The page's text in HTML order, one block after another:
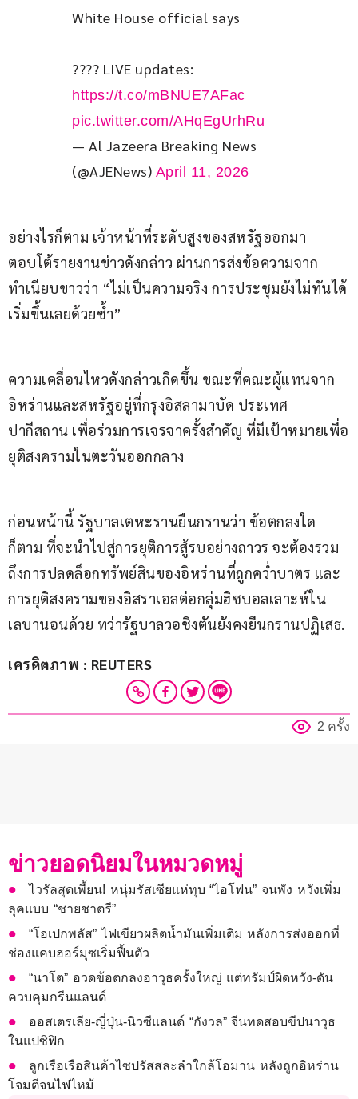
White House official says
???? LIVE updates:
https://t.co/mBNUE7AFac
pic.twitter.com/AHqEgUrhRu
— Al Jazeera Breaking News
(@AJENews) April 11, 2026
อย่างไรก็ตาม เจ้าหน้าที่ระดับสูงของสหรัฐออกมา
ตอบโต้รายงานข่าวดังกล่าว ผ่านการส่งข้อความจาก
ทำเนียบขาวว่า “ไม่เป็นความจริง การประชุมยังไม่ทันได้
เริ่มขึ้นเลยด้วยซ้ำ”
ความเคลื่อนไหวดังกล่าวเกิดขึ้น ขณะที่คณะผู้แทนจาก
อิหร่านและสหรัฐอยู่ที่กรุงอิสลามาบัด ประเทศ
ปากีสถาน เพื่อร่วมการเจรจาครั้งสำคัญ ที่มีเป้าหมายเพื่อ
ยุติสงครามในตะวันออกกลาง
ก่อนหน้านี้ รัฐบาลเตหะรานยืนกรานว่า ข้อตกลงใด
ก็ตาม ที่จะนำไปสู่การยุติการสู้รบอย่างถาวร จะต้องรวม
ถึงการปลดล็อกทรัพย์สินของอิหร่านที่ถูกคว่ำบาตร และ
การยุติสงครามของอิสราเอลต่อกลุ่มฮิซบอลเลาะห์ใน
เลบานอนด้วย ทว่ารัฐบาลวอชิงตันยังคงยืนกรานปฏิเสธ.
เครดิตภาพ : REUTERS
2 ครั้ง
ข่าวยอดนิยมในหมวดหมู่
ไวรัลสุดเพี้ยน! หนุ่มรัสเซียแห่ทุบ “ไอโฟน” จนพัง หวังเพิ่ม
ลุคแบบ “ชายชาตรี”
“โอเปกพลัส” ไฟเขียวผลิตน้ำมันเพิ่มเติม หลังการส่งออกที่
ช่องแคบฮอร์มุซเริ่มฟื้นตัว
“นาโต” อวดข้อตกลงอาวุธครั้งใหญ่ แต่ทรัมป์ผิดหวัง-ดัน
ควบคุมกรีนแลนด์
ออสเตรเลีย-ญี่ปุ่น-นิวซีแลนด์ “กังวล” จีนทดสอบขีปนาวุธ
ในแปซิฟิก
ลูกเรือเรือสินค้าไซปรัสสละลำใกล้โอมาน หลังถูกอิหร่าน
โจมตีจนไฟไหม้